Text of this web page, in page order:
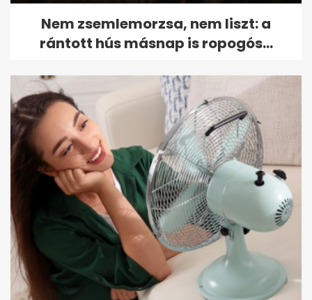
Nem zsemlemorzsa, nem liszt: a
rántott hús másnap is ropogós...